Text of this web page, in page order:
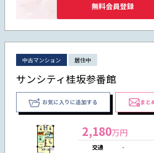
無料会員登録
中古マンション 居住中
サンシティ桂坂参番館
お気に入りに追加する まと
2,180万円
交通
-